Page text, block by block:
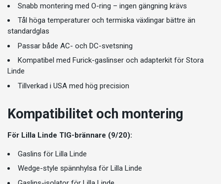
Snabb montering med O-ring – ingen gängning krävs
Tål höga temperaturer och termiska växlingar bättre än
standardglas
Passar både AC- och DC-svetsning
Kompatibel med Furick-gaslinser och adapterkit för Stora
Linde
Tillverkad i USA med hög precision
Kompatibilitet och montering
För Lilla Linde TIG-brännare (9/20):
Gaslins för Lilla Linde
Wedge-style spännhylsa för Lilla Linde